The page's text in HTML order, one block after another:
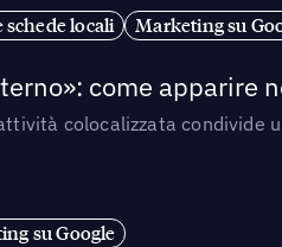
locali Marketing su
come
colocalizzata condivide
su Google